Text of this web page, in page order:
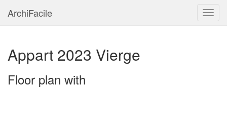
ArchiFacile
Appart 2023 Vierge
Floor plan with